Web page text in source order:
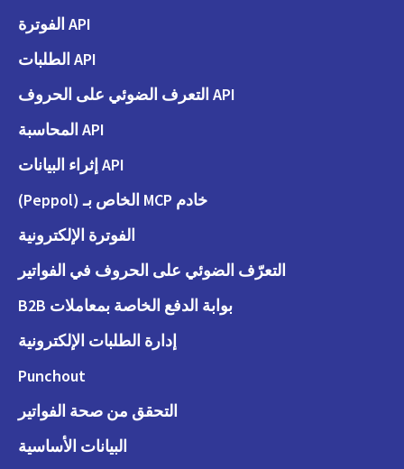
API الفوترة
API الطلبات
API التعرف الضوئي على الحروف
API المحاسبة
API إثراء البيانات
خادم MCP الخاص بـ (Peppol)
الفوترة الإلكترونية
التعرّف الضوئي على الحروف في الفواتير
بوابة الدفع الخاصة بمعاملات B2B
إدارة الطلبات الإلكترونية
Punchout
التحقق من صحة الفواتير
البيانات الأساسية